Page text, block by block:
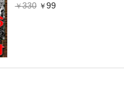
330
99